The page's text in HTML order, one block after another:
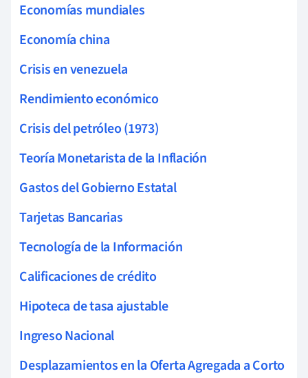
Economías mundiales
Economía china
Crisis en venezuela
Rendimiento económico
Crisis del petróleo (1973)
Teoría Monetarista de la Inflación
Gastos del Gobierno Estatal
Tarjetas Bancarias
Tecnología de la Información
Calificaciones de crédito
Hipoteca de tasa ajustable
Ingreso Nacional
Desplazamientos en la Oferta Agregada a Corto